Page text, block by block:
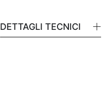
DETTAGLI TECNICI